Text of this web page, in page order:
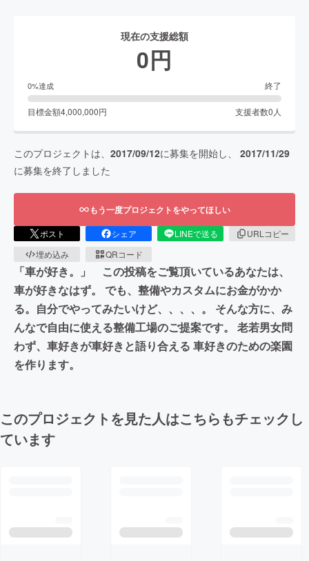
現在の支援総額
0円
0%達成 終了
目標金額4,000,000円 支援者数0 人
このプロジェクトは、 2017/09/12に募集を開始し、 2017/11/29
に募集を終了しました
もう一度プロジェクトをやってほしい
ポスト シェア LINEで送る
URLコピー
埋め込み
QRコード
「車が好き。」 この投稿をご覧頂いているあなたは、
車が好きなはず。 でも、整備やカスタムにお金がかか
る。自分でやってみたいけど、、、、。 そんな方に、み
んなで自由に使える整備工場のご提案です。 老若男女問
わず、車好きが車好きと語り合える 車好きのための楽園
を作ります。
このプロジェクトを見た人はこちらもチェックし
ています